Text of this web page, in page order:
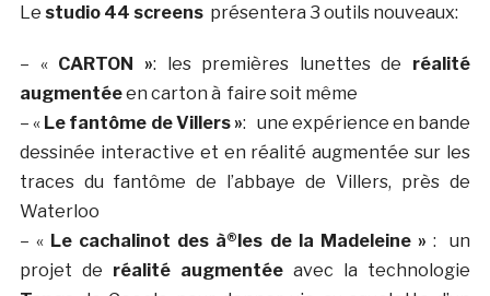
Le studio 44 screensprésentera 3 outils nouveaux:
– « CARTON »: les premières lunettes de réalité
augmentéeen carton à faire soit même
– « Le fantôme de Villers »: une expérience en bande
dessinée interactive et en réalité augmentée sur les
traces du fantôme de l’abbaye de Villers, près de
Waterloo
– « Le cachalinot des à®les de la Madeleine » : un
projet de réalité augmentée avec la technologie